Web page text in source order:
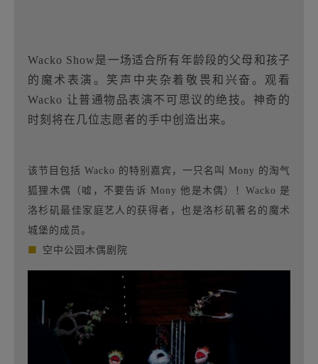
Wacko Show是一场适合所有年龄段的父母和孩子
的魔术表演。笑声中夹杂着敬畏和兴奋。观看
Wacko 让普通物品表演不可思议的绝技。神奇的
时刻将在几位志愿者的手中创造出来。
该节目包括 Wacko 的特别嘉宾，一只名叫 Mony 的淘气
狐狸木偶（嘘，不要告诉 Mony 他是木偶）！Wacko 是
洛杉矶最佳家庭艺人的获得者，也是洛杉矶著名的魔术
城堡的成员。
■ 空中公园木偶剧院